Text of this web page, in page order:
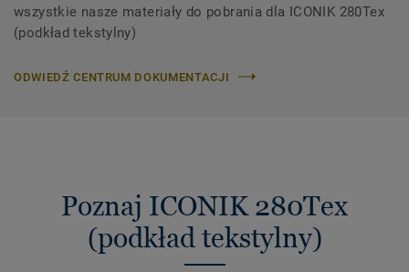
wszystkie nasze materiały do ​​pobrania dla ICONIK 280Tex
(podkład tekstylny)
ODWIEDŹ CENTRUM DOKUMENTACJI
Poznaj ICONIK 280Tex
(podkład tekstylny)